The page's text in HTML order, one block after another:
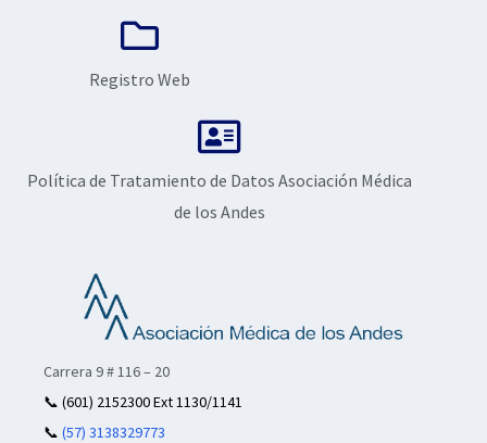
Registro Web
Política de Tratamiento de Datos Asociación Médica
de los Andes
Carrera 9 # 116 – 20
📞 (601) 2152300 Ext 1130/1141
📞 (57) 3138329773